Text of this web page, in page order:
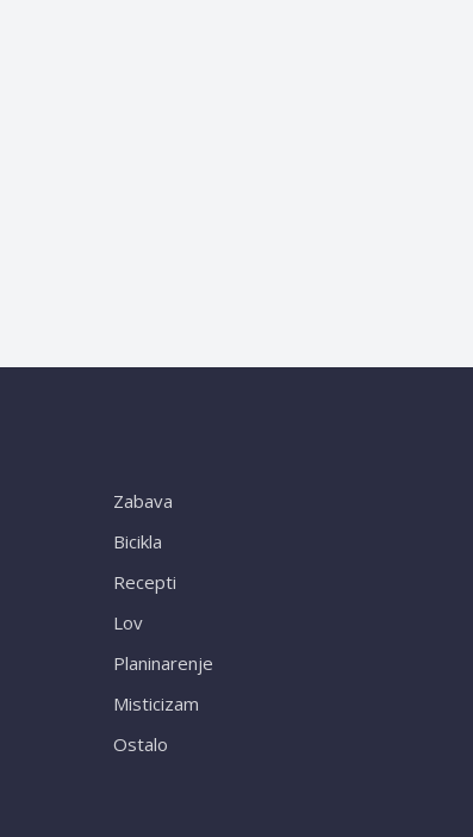
Zabava
Bicikla
Recepti
Lov
Planinarenje
Misticizam
Ostalo